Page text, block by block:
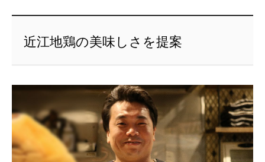
近江地鶏の美味しさを提案